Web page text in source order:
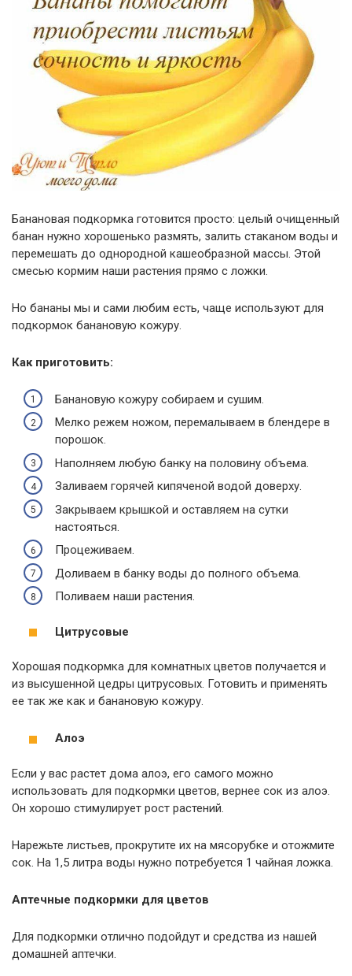
Банановая подкормка готовится просто: целый очищенный
банан нужно хорошенько размять, залить стаканом воды и
перемешать до однородной кашеобразной массы. Этой
смесью кормим наши растения прямо с ложки.
Но бананы мы и сами любим есть, чаще используют для
подкормок банановую кожуру.
Как приготовить:
Банановую кожуру собираем и сушим.
Мелко режем ножом, перемалываем в блендере в
порошок.
Наполняем любую банку на половину объема.
Заливаем горячей кипяченой водой доверху.
Закрываем крышкой и оставляем на сутки
настояться.
Процеживаем.
Доливаем в банку воды до полного объема.
Поливаем наши растения.
Цитрусовые
Хорошая подкормка для комнатных цветов получается и
из высушенной цедры цитрусовых. Готовить и применять
ее так же как и банановую кожуру.
Алоэ
Если у вас растет дома алоэ, его самого можно
использовать для подкормки цветов, вернее сок из алоэ.
Он хорошо стимулирует рост растений.
Нарежьте листьев, прокрутите их на мясорубке и отожмите
сок. На 1,5 литра воды нужно потребуется 1 чайная ложка.
Аптечные подкормки для цветов
Для подкормки отлично подойдут и средства из нашей
домашней аптечки.